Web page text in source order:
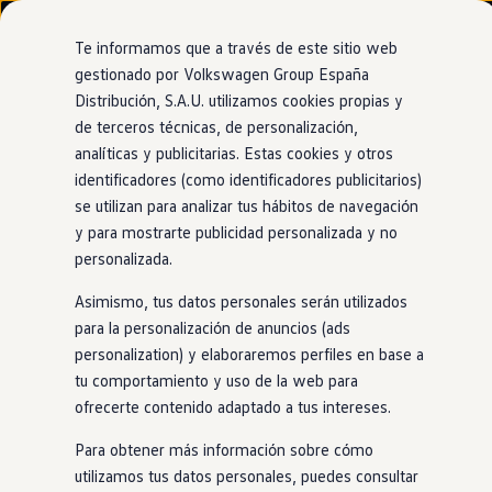
Ir
directamente
al contenido
Ir
directamente
al pie de
página
Nuevo ID. Cross
Vehículos Comerciales
Compra y ofertas
Volkswagen nuevo en stock
Volkswagen de ocasión
Financiación
My Renting
My Way
Seguros
Empresas
Autoescuelas
Eléctricos e híbridos
Más sobre híbridos
Plan Auto +
Etiquetas DGT
Simulador de autonomía, carga y ahorro
Carga y autonomía
Soluciones de carga
Tarifas de carga
Carga en casa
Modos de carga
Ventajas Approved
Garantía europea de
hasta 24 meses
Los coches Volkswagen certificados por Volkswagen
Approvedofrecen la tranquilidad de contar con una amplia
garantía que cubre los costes de reparación enlos Servicios
Oficiales del Grupo Volkswagen entoda Europa. Esto
significa que, independientemente de la ubicación, los
Te informamos que a través de este sitio web
gestionado por Volkswagen Group España
Distribución, S.A.U. utilizamos cookies propias y
de terceros técnicas, de personalización,
analíticas y publicitarias. Estas cookies y otros
identificadores (como identificadores publicitarios)
se utilizan para analizar tus hábitos de navegación
y para mostrarte publicidad personalizada y no
personalizada.
Asimismo, tus datos personales serán utilizados
para la personalización de anuncios (ads
personalization) y elaboraremos perfiles en base a
tu comportamiento y uso de la web para
ofrecerte contenido adaptado a tus intereses.
Para obtener más información sobre cómo
utilizamos tus datos personales, puedes consultar